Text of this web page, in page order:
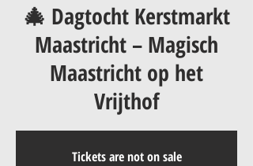
🎄 Dagtocht Kerstmarkt
Maastricht – Magisch
Maastricht op het
Vrijthof
Tickets are not on sale